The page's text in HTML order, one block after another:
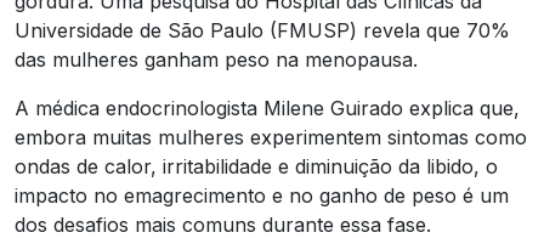
Universidade de São Paulo (FMUSP) revela que 70%
das mulheres ganham peso na menopausa.
A médica endocrinologista Milene Guirado explica que,
embora muitas mulheres experimentem sintomas como
ondas de calor, irritabilidade e diminuição da libido, o
impacto no emagrecimento e no ganho de peso é um
dos desafios mais comuns durante essa fase.